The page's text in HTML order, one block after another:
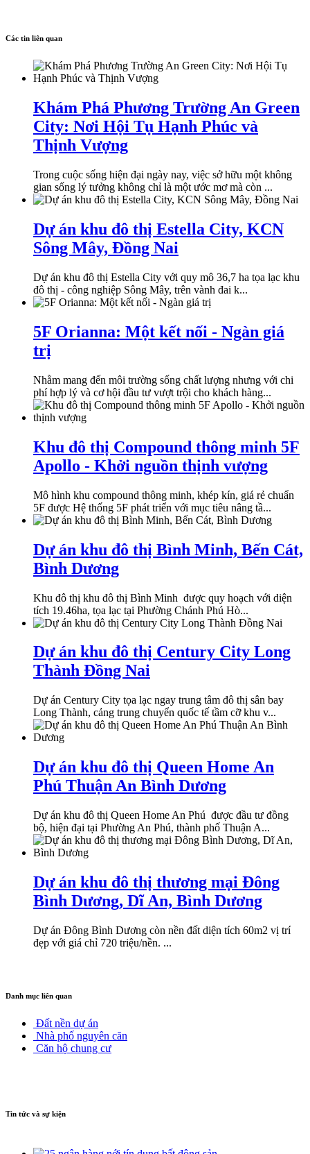
Các tin liên quan
Khám Phá Phương Trường An Green
City: Nơi Hội Tụ Hạnh Phúc và
Thịnh Vượng
Trong cuộc sống hiện đại ngày nay, việc sở hữu một không
gian sống lý tưởng không chỉ là một ước mơ mà còn ...
Dự án khu đô thị Estella City, KCN
Sông Mây, Đồng Nai
Dự án khu đô thị Estella City với quy mô 36,7 ha tọa lạc khu
đô thị - công nghiệp Sông Mây, trên vành đai k...
5F Orianna: Một kết nối - Ngàn giá
trị
Nhằm mang đến môi trường sống chất lượng nhưng với chi
phí hợp lý và cơ hội đầu tư vượt trội cho khách hàng...
Khu đô thị Compound thông minh 5F
Apollo - Khởi nguồn thịnh vượng
Mô hình khu compound thông minh, khép kín, giá rẻ chuẩn
5F được Hệ thống 5F phát triển với mục tiêu nâng tầ...
Dự án khu đô thị Bình Minh, Bến Cát,
Bình Dương
Khu đô thị khu đô thị Bình Minh được quy hoạch với diện
tích 19.46ha, tọa lạc tại Phường Chánh Phú Hò...
Dự án khu đô thị Century City Long
Thành Đồng Nai
Dự án Century City tọa lạc ngay trung tâm đô thị sân bay
Long Thành, cảng trung chuyển quốc tế tầm cỡ khu v...
Dự án khu đô thị Queen Home An
Phú Thuận An Bình Dương
Dự án khu đô thị Queen Home An Phú được đầu tư đồng
bộ, hiện đại tại Phường An Phú, thành phố Thuận A...
Dự án khu đô thị thương mại Đông
Bình Dương, Dĩ An, Bình Dương
Dự án Đông Bình Dương còn nền đất diện tích 60m2 vị trí
đẹp với giá chỉ 720 triệu/nền. ...
Danh mục liên quan
Đất nền dự án
Nhà phố nguyên căn
Căn hộ chung cư
Tin tức và sự kiện